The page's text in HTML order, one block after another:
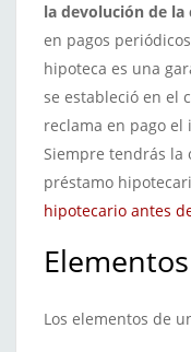
la devolución de
en pagos
hipoteca es una
se estableció en el
reclama en pago
Siempre tendrás la
préstamo
hipotecario antes
Los elementos de